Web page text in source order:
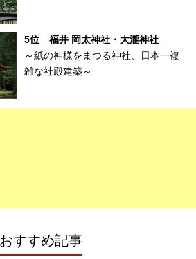
5位 福井 岡太神社・大瀧神社
～紙の神様をまつる神社、日本一複
雑な社殿建築～
おすすめ記事